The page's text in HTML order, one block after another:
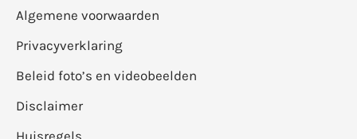
Algemene voorwaarden
Privacyverklaring
Beleid foto’s en videobeelden
Disclaimer
Huisregels